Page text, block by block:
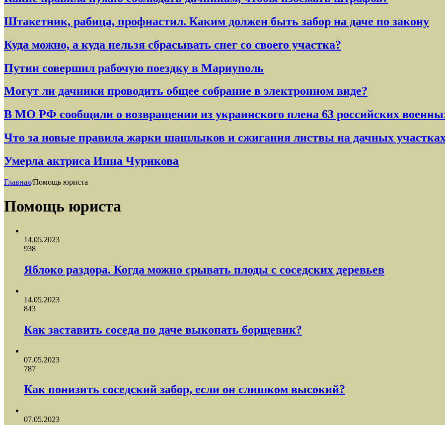
Штакетник, рабица, профнастил. Каким должен быть забор на даче по закону
Куда можно, а куда нельзя сбрасывать снег со своего участка?
Путин совершил рабочую поездку в Мариуполь
Могут ли дачники проводить общее собрание в электронном виде?
В МО РФ сообщили о возвращении из украинского плена 63 российских
Что за новые правила жарки шашлыков и сжигания листвы на дачных
Умерла актриса Инна Чурикова
Главная/Помощь юриста
Помощь юриста
14.05.2023
938
Яблоко раздора. Когда можно срывать плоды с соседских деревьев
14.05.2023
843
Как заставить соседа по даче выкопать борщевик?
07.05.2023
787
Как понизить соседский забор, если он слишком высокий?
07.05.2023